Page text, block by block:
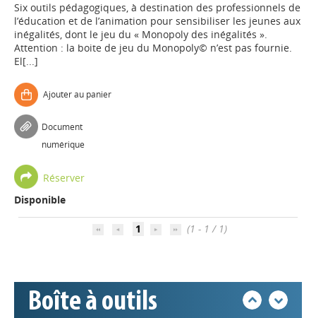
Six outils pédagogiques, à destination des professionnels de
l’éducation et de l’animation pour sensibiliser les jeunes aux
inégalités, dont le jeu du « Monopoly des inégalités ».
Attention : la boite de jeu du Monopoly© n’est pas fournie.
El[...]
Ajouter au panier
Document
numérique
Réserver
Disponible
1 (1 - 1 / 1)
Boîte à outils
Base documentaire